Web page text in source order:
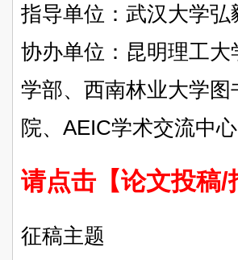
指导单位：武汉大学
协办单位：昆明理工
学部、西南林业大学
院、AEIC学术交流中心
请点击【论文投稿/
征稿主题